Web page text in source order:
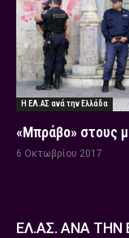
Η ΕΛ.ΑΣ ανά την Ελλάδα
«Μπράβο» στους
6 Οκτωβρίου 2017
ΕΛ.ΑΣ. ΑΝΑ ΤΗΝ